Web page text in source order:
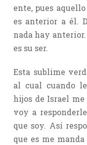
ente, pues
es anterior a él.
nada hay
es su ser.
Esta sublime
al cual cuando le
hijos de Israel
voy a
que soy. Así
que es me